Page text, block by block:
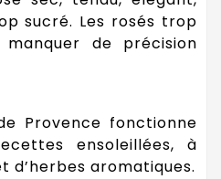
sucré. Les rosés trop
de précision
Provence fonctionne
ensoleillées, à
d’herbes aromatiques.